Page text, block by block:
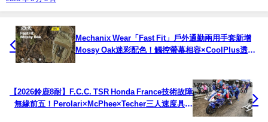
Mechanix Wear「Fast Fit」戶外通勤兩用手套新增
Mossy Oak迷彩配色！觸控螢幕相容×CoolPlus透氣
【2026鈴鹿8耐】F.C.C. TSR Honda France技術故障
無緣前五！Perolari×McPhee×Techer三人速度具競